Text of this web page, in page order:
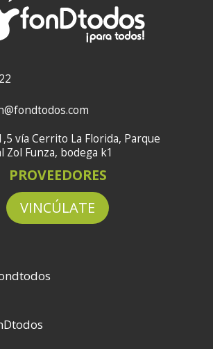
vía Cerrito La Florida, Parque
Zol Funza, bodega k1
PROVEEDORES
VINCÚLATE